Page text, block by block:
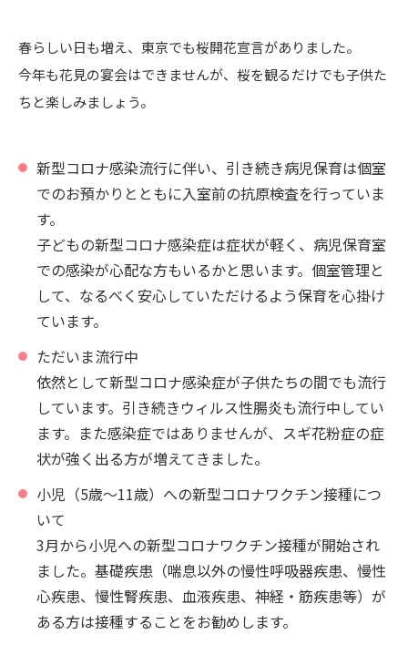
春らしい日も増え、東京でも桜開花宣言がありました。
今年も花見の宴会はできませんが、桜を観るだけでも子供た
ちと楽しみましょう。
新型コロナ感染流行に伴い、引き続き病児保育は個室
でのお預かりとともに入室前の抗原検査を行っていま
す。
子どもの新型コロナ感染症は症状が軽く、病児保育室
での感染が心配な方もいるかと思います。個室管理と
して、なるべく安心していただけるよう保育を心掛け
ています。
ただいま流行中
依然として新型コロナ感染症が子供たちの間でも流行
しています。引き続きウィルス性腸炎も流行中してい
ます。また感染症ではありませんが、スギ花粉症の症
状が強く出る方が増えてきました。
小児（5歳～11歳）への新型コロナワクチン接種につ
いて
3月から小児への新型コロナワクチン接種が開始され
ました。基礎疾患（喘息以外の慢性呼吸器疾患、慢性
心疾患、慢性腎疾患、血液疾患、神経・筋疾患等）が
ある方は接種することをお勧めします。